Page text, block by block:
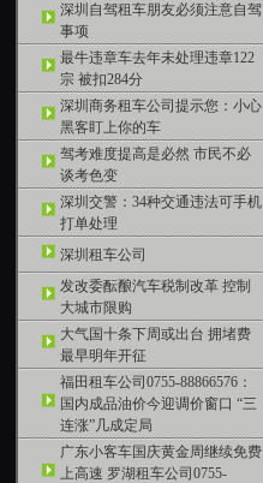
深圳自驾租车朋友必须注意自驾
事项
最牛违章车去年未处理违章122
宗 被扣284分
深圳商务租车公司提示您：小心
黑客盯上你的车
驾考难度提高是必然 市民不必
谈考色变
深圳交警：34种交通违法可手机
打单处理
深圳租车公司
发改委酝酿汽车税制改革 控制
大城市限购
大气国十条下周或出台 拥堵费
最早明年开征
福田租车公司0755-88866576：
国内成品油价今迎调价窗口 “三
连涨”几成定局
广东小客车国庆黄金周继续免费
上高速 罗湖租车公司0755-